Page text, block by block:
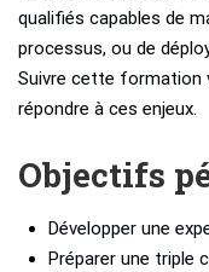
qualifiés capables de
processus, ou de
Suivre cette formation
répondre à ces enjeux.
Objectifs
Développer une
Préparer une triple